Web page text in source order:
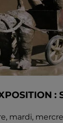
:
mardi,